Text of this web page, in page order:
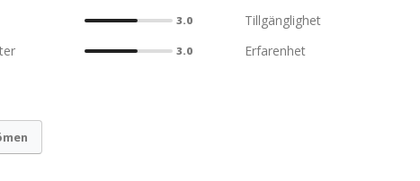
3.0 Tillgänglighet
3.0 Erfarenhet